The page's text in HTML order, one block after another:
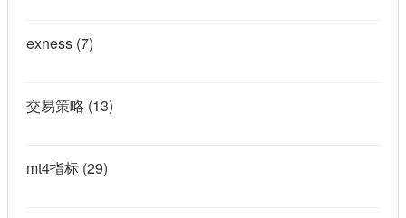
exness (7)
交易策略 (13)
mt4指标 (29)